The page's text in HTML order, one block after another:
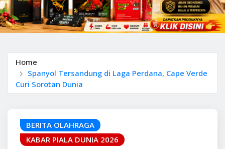
Home
Spanyol Tersandung di Laga Perdana, Cape Verde
Curi Sorotan Dunia
BERITA OLAHRAGA
KABAR PIALA DUNIA 2026